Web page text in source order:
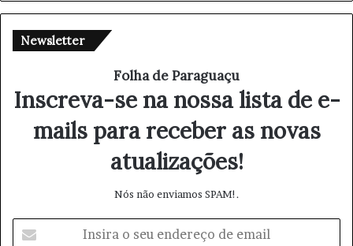
Newsletter
Folha de Paraguaçu
Inscreva-se na nossa lista de e-
mails para receber as novas
atualizações!
Nós não enviamos SPAM!.